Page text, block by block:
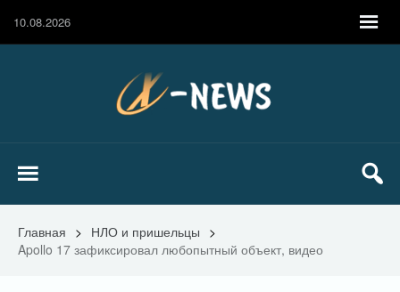
10.08.2026
Главная > НЛО и пришельцы >
Apollo 17 зафиксировал любопытный объект, видео